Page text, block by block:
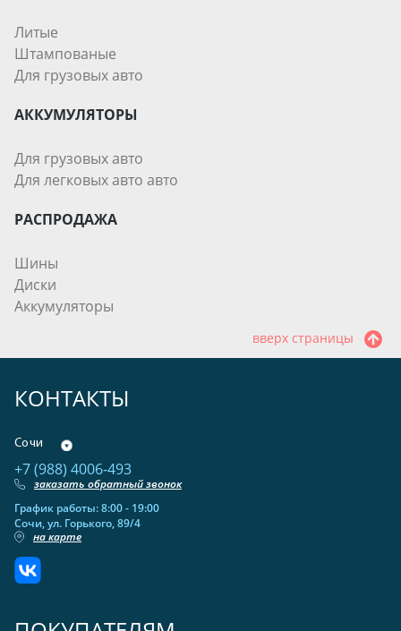
Литые
Штампованые
Для грузовых авто
АККУМУЛЯТОРЫ
Для грузовых авто
Для легковых авто авто
РАСПРОДАЖА
Шины
Диски
Аккумуляторы
вверх страницы
КОНТАКТЫ
Сочи
+7 (988) 4006-493
заказать обратный звонок
График работы: 8:00 - 19:00
Сочи, ул. Горького, 89/4
на карте